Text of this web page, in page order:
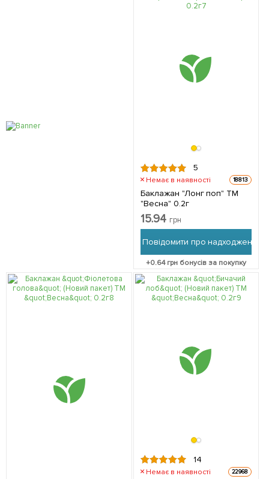
5
Немає в наявності 18813
Баклажан "Лонг поп" ТМ
"Весна" 0.2г
15.94 грн
Повідомити про надходження
+0.64грн бонусів за покупку
14
Немає в наявності 22968